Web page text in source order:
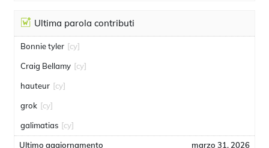
Ultima parola contributi
Bonnie tyler [cy]
Craig Bellamy [cy]
hauteur [cy]
grok [cy]
galimatias [cy]
Ultimo aggiornamento marzo 31, 2026